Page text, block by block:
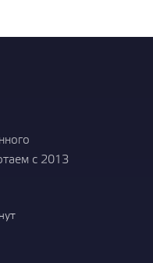
с 2013